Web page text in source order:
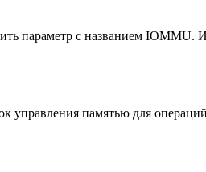
параметр с названием IOMMU.
управления памятью для